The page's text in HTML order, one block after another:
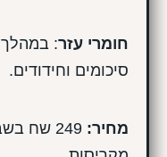
חומרי עזר: במהלך
סיכומים וחידודים.
מחיר:
249 שח